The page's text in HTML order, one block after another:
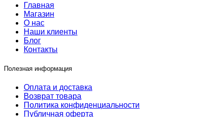
Главная
Магазин
О нас
Наши клиенты
Блог
Контакты
Полезная информация
Оплата и доставка
Возврат товара
Политика конфиденциальности
Публичная оферта